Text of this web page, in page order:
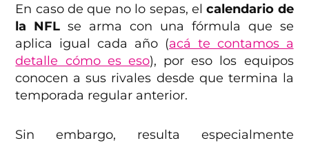
En caso de que no lo sepas, elcalendario de
la NFL se arma con una fórmula que se
aplica igual cada año (acá te contamos a
detalle cómo es eso), por eso los equipos
conocen a sus rivales desde que termina la
temporada regular anterior.
Sin embargo, resulta especialmente